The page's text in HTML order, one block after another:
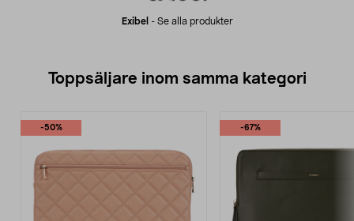
Exibel - Se alla produkter
Toppsäljare inom samma kategori
-50% -67%